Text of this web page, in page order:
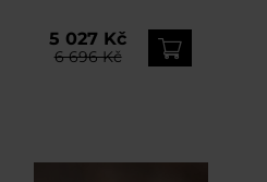
5 027 Kč
6 696 Kč